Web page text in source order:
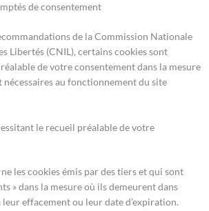
de consentement
de la Commission Nationale
Libertés (CNIL), certains cookies sont
de votre consentement dans la mesure
au fonctionnement du site
le recueil préalable de votre
les cookies émis par des tiers et qui sont
» dans la mesure où ils demeurent dans
effacement ou leur date d’expiration.